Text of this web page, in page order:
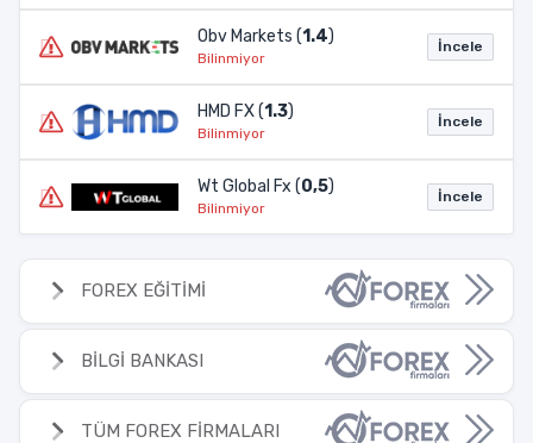
Obv Markets (1.4)
Bilinmiyor
İncele
HMD FX (1.3)
Bilinmiyor
İncele
Wt Global Fx (0,5)
Bilinmiyor
İncele
FOREX EĞİTİMİ
BİLGİ BANKASI
TÜM FOREX FİRMALARI